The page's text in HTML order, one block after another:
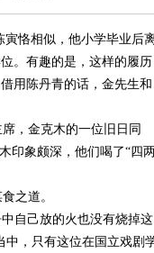
寅恪相似，他小学毕业后
。有趣的是，这样的履历
用陈丹青的话，金先生和
，金克木的一位旧日同
印象颇深，他们喝了“四两
之道。
自己放的火也没有烧掉这
中，只有这位在国立戏剧